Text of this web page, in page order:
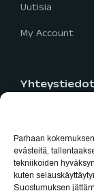
Parhaan
evästeitä,
tekniikoiden
kuten
Suostumuksen
Uutisia
My Account
Yhteystiedot
040 777